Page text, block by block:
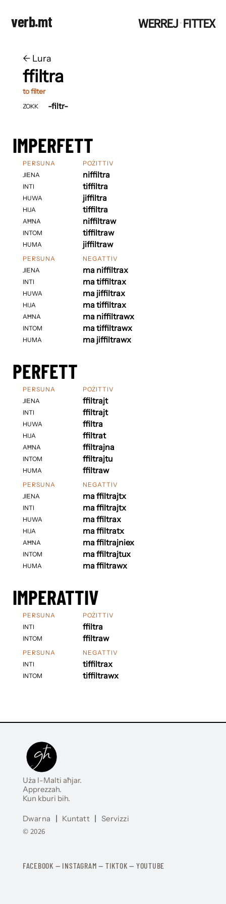
verb.mt WERREJ·FITTEX
← ​​Lura
ffiltra
to filter
ZOKK -filtr-
IMPERFETT
PERSUNA
JIENA
INTI
HUWA
HIJA
AĦNA
INTOM
HUMA
POŻITTIV
niffiltra
tiffiltra
jiffiltra
tiffiltra
niffiltraw
tiffiltraw
jiffiltraw
PERSUNA
JIENA
INTI
HUWA
HIJA
AĦNA
INTOM
HUMA
NEGATTIV
ma niffiltrax
ma tiffiltrax
ma jiffiltrax
ma tiffiltrax
ma niffiltrawx
ma tiffiltrawx
ma jiffiltrawx
PERFETT
PERSUNA
JIENA
INTI
HUWA
HIJA
AĦNA
INTOM
HUMA
POŻITTIV
ffiltrajt
ffiltrajt
ffiltra
ffiltrat
ffiltrajna
ffiltrajtu
ffiltraw
PERSUNA
JIENA
INTI
HUWA
HIJA
AĦNA
INTOM
HUMA
NEGATTIV
ma ffiltrajtx
ma ffiltrajtx
ma ffiltrax
ma ffiltratx
ma ffiltrajniex
ma ffiltrajtux
ma ffiltrawx
IMPERATTIV
PERSUNA
INTI
INTOM
POŻITTIV
ffiltra
ffiltraw
PERSUNA
INTI
INTOM
NEGATTIV
tiffiltrax
tiffiltrawx
Uża l-Malti aħjar.
Apprezzah.
Kun kburi bih.
Dwarna | Kuntatt | Servizzi
© 2026
FACEBOOK — INSTAGRAM — TIKTOK — YOUTUBE